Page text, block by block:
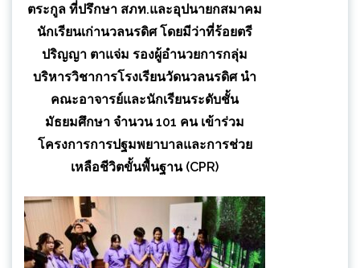
ตระกูล ที่ปรึกษา สภท.และอุปนายกสมาคม
นักเรียนเก่านวลนรดิศ โดยมี​ว่าที่​ร้อยตรี
ปริญญา​ ตาแจ่ม​ รองผู้อำนวยการกลุ่ม
บริหารวิชาการโรงเรียนวัดนวลนรดิศ นำ
คณะอาจารย์และนักเรียนระดับชั้น
มัธยมศึกษา จำนวน 101 คน เข้าร่วม
โครงการการปฐมพยาบาลและการช่วย
เหลือชีวิตขั้นพื้นฐาน (CPR)​